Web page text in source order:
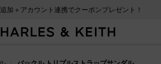
加＋アカウント連携でクーポンプレゼント！